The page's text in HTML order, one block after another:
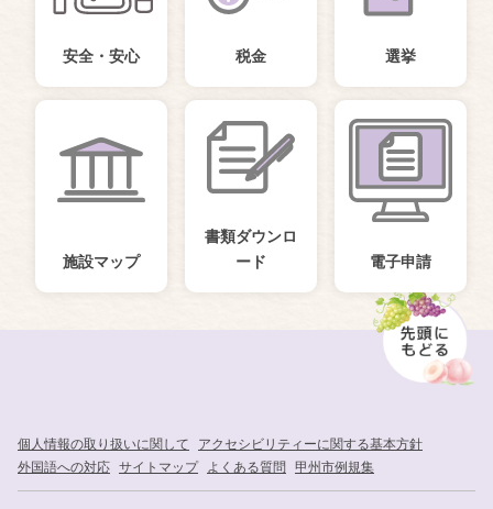
安全・安心 税金 選挙
施設マップ
書類ダウンロ
ード
電子申請
個人情報の取り扱いに関して アクセシビリティーに関する基本方針
外国語への対応 サイトマップ よくある質問 甲州市例規集